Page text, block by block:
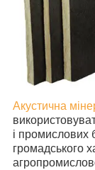
Акустична
і промислових
громадського